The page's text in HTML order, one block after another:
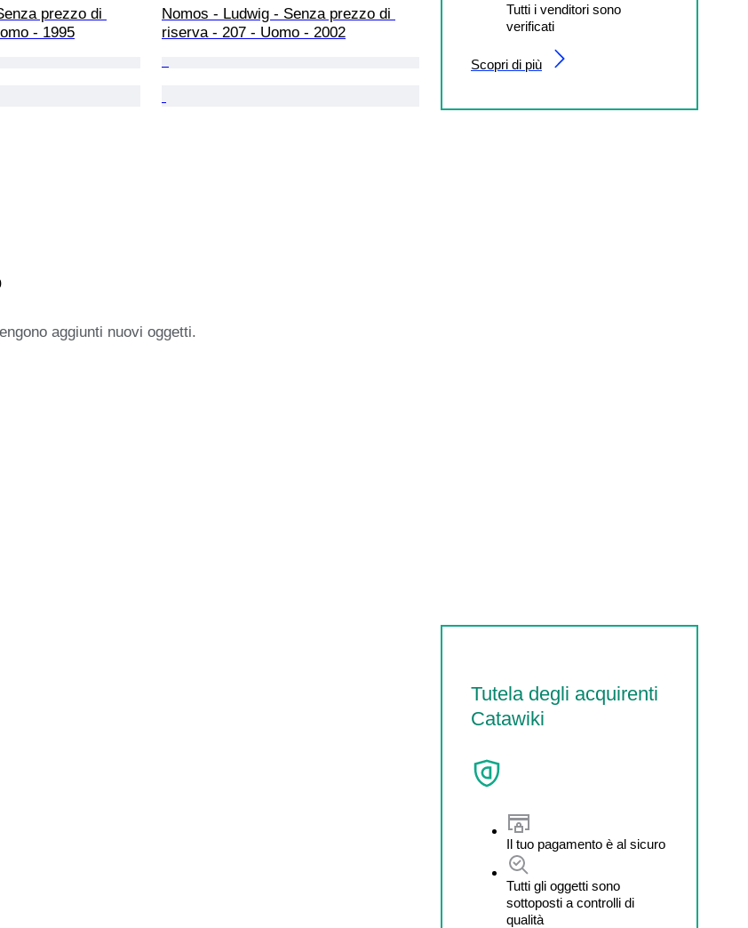
prezzo di
- 1995
Nomos - Ludwig - Senza prezzo di
riserva - 207 - Uomo - 2002
Tutti i venditori sono
verificati
Scopri di più
aggiunti nuovi oggetti.
Tutela degli acquirenti
Catawiki
Il tuo pagamento è al sicuro
Tutti gli oggetti sono
sottoposti a controlli di
qualità